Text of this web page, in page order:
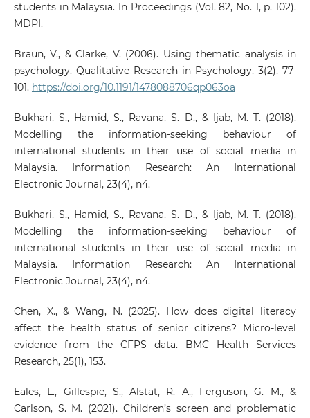
students in Malaysia. In Proceedings (Vol. 82, No. 1, p. 102).
MDPI.
Braun, V., & Clarke, V. (2006). Using thematic analysis in
psychology. Qualitative Research in Psychology, 3(2), 77-
101. https://doi.org/10.1191/1478088706qp063oa
Bukhari, S., Hamid, S., Ravana, S. D., & Ijab, M. T. (2018).
Modelling the information-seeking behaviour of
international students in their use of social media in
Malaysia. Information Research: An International
Electronic Journal, 23(4), n4.
Bukhari, S., Hamid, S., Ravana, S. D., & Ijab, M. T. (2018).
Modelling the information-seeking behaviour of
international students in their use of social media in
Malaysia. Information Research: An International
Electronic Journal, 23(4), n4.
Chen, X., & Wang, N. (2025). How does digital literacy
affect the health status of senior citizens? Micro-level
evidence from the CFPS data. BMC Health Services
Research, 25(1), 153.
Eales, L., Gillespie, S., Alstat, R. A., Ferguson, G. M., &
Carlson, S. M. (2021). Children’s screen and problematic